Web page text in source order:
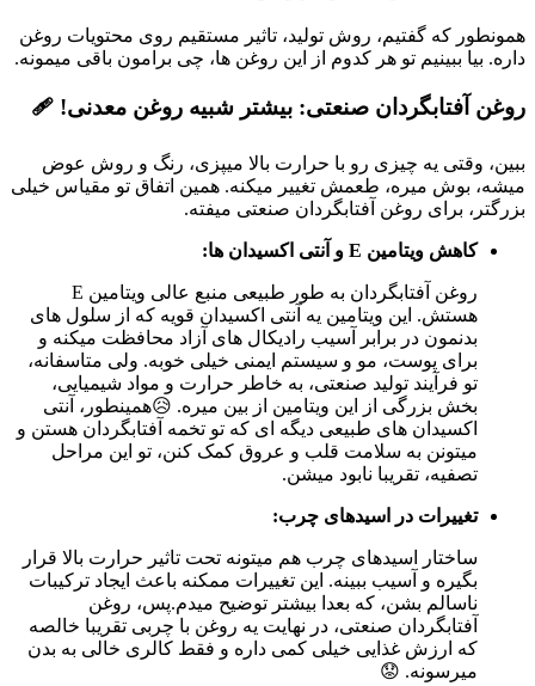
همونطور که گفتیم، روش تولید، تاثیر مستقیم روی محتویات روغن
داره. بیا ببینیم تو هر کدوم از این روغن ها، چی برامون باقی میمونه.
روغن آفتابگردان صنعتی: بیشتر شبیه روغن معدنی! 🩹
ببین، وقتی یه چیزی رو با حرارت بالا میپزی، رنگ و روش عوض
میشه، بوش میره، طعمش تغییر میکنه. همین اتفاق تو مقیاس خیلی
بزرگتر، برای روغن آفتابگردان صنعتی میفته.
کاهش ویتامین E و آنتی اکسیدان ها:
روغن آفتابگردان به طور طبیعی منبع عالی ویتامین E
هستش. این ویتامین یه آنتی اکسیدان قویه که از سلول های
بدنمون در برابر آسیب رادیکال های آزاد محافظت میکنه و
برای پوست، مو و سیستم ایمنی خیلی خوبه. ولی متاسفانه،
تو فرآیند تولید صنعتی، به خاطر حرارت و مواد شیمیایی،
بخش بزرگی از این ویتامین از بین میره. 😥همینطور، آنتی
اکسیدان های طبیعی دیگه ای که تو تخمه آفتابگردان هستن و
میتونن به سلامت قلب و عروق کمک کنن، تو این مراحل
تصفیه، تقریبا نابود میشن.
تغییرات در اسیدهای چرب:
ساختار اسیدهای چرب هم میتونه تحت تاثیر حرارت بالا قرار
بگیره و آسیب ببینه. این تغییرات ممکنه باعث ایجاد ترکیبات
ناسالم بشن، که بعدا بیشتر توضیح میدم.پس، روغن
آفتابگردان صنعتی، در نهایت یه روغن با چربی تقریبا خالصه
که ارزش غذایی خیلی کمی داره و فقط کالری خالی به بدن
میرسونه. 😟